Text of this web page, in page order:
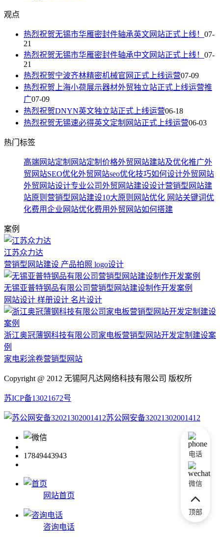
观点
热烈祝贺无锡市华雁密封件轴承英文网站正式上线！ 07-
21
热烈祝贺无锡市华雁密封件轴承中文网站正式上线！ 07-
21
热烈祝贺宁波齐林精密机械官网正式上线运营07-09
热烈祝贺上海小荷展示器材外贸独立站正式上线运营推
广07-09
热烈祝贺DNYN英文独立站正式上线运营06-18
热烈祝贺无锡速必得英文定制网站正式上线运营06-03
热门标签
高端网站定制 网站定制价格外贸网站建站及优化推广外
贸网站SEO优化外贸网站seo优化技巧如何设计外贸网站
外贸网站设计专业公司外贸网站建设设计营销型网站建
站原则 营销型网站建设10大原则 网站优化 网站关键词优
化费用企业网站优化费用外贸网站如何搭建
案例
江苏众力达
营销型网站建设 产品拍照 logo设计
无锡亚普特钢品有限公司营销型网站建设制作开发案例
网站设计 样册设计 名片设计
浙江奥冠薄钢科技有限公司家电板营销型网站开发定制建设案
例
家电彩涂卷营销型网站
Copyright @ 2012 无锡阿凡达网络科技有限公司 版权所
苏ICP备13021672号
苏公网安备32021302001412
17849443943
网站首页
咨询电话
电话
微信
顶部